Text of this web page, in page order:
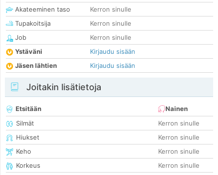
Akateeminen taso
Kerron sinulle
Tupakoitsija
Kerron sinulle
Job
Kerron sinulle
Ystäväni
Kirjaudu sisään
Jäsen lähtien
Kirjaudu sisään
Joitakin lisätietoja
Etsitään
Nainen
Silmät
Kerron sinulle
Hiukset
Kerron sinulle
Keho
Kerron sinulle
Korkeus
Kerron sinulle